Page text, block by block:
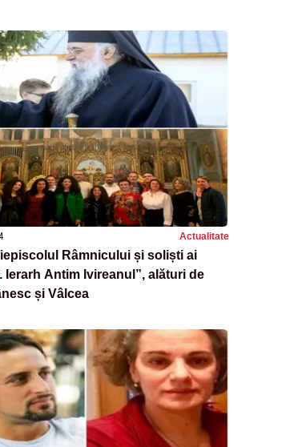
Actualitate
Râmnicului și soliști ai
Ierarh Antim Ivireanul”, alături de
și Vâlcea